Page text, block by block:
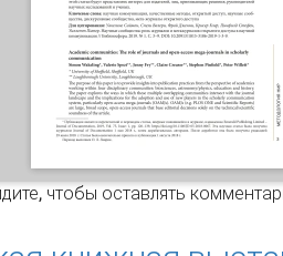
сообщества: роль
, чтобы оставлять